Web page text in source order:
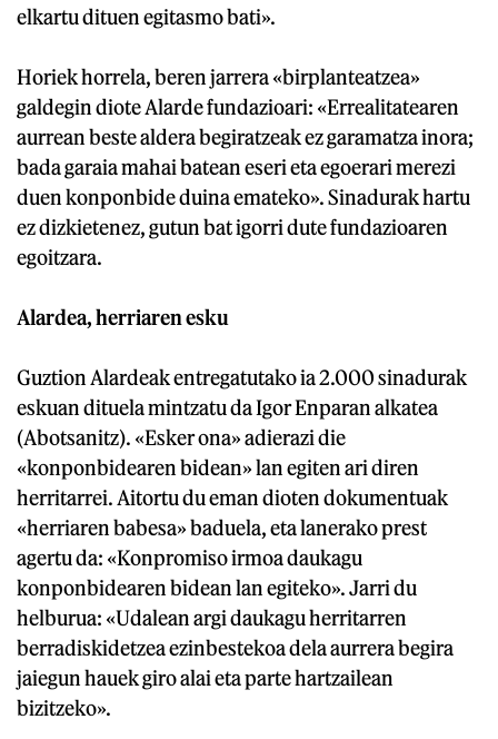
elkartu dituen egitasmo bati».
Horiek horrela, beren jarrera «birplanteatzea»
galdegin diote Alarde fundazioari: «Errealitatearen
aurrean beste aldera begiratzeak ez garamatza inora;
bada garaia mahai batean eseri eta egoerari merezi
duen konponbide duina emateko». Sinadurak hartu
ez dizkietenez, gutun bat igorri dute fundazioaren
egoitzara.
Alardea, herriaren esku
Guztion Alardeak entregatutako ia 2.000 sinadurak
eskuan dituela mintzatu da Igor Enparan alkatea
(Abotsanitz). «Esker ona» adierazi die
«konponbidearen bidean» lan egiten ari diren
herritarrei. Aitortu du eman dioten dokumentuak
«herriaren babesa» baduela, eta lanerako prest
agertu da: «Konpromiso irmoa daukagu
konponbidearen bidean lan egiteko». Jarri du
helburua: «Udalean argi daukagu herritarren
berradiskidetzea ezinbestekoa dela aurrera begira
jaiegun hauek giro alai eta parte hartzailean
bizitzeko».